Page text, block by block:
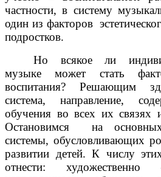
частности, в систему
один из факторов
подростков.
Но всякое ли
музыке может стать
воспитания? Решающим
система, направление,
обучения во всех их связях
Остановимся на
системы, обусловливающих
развитии детей. К числу
отнести: художественно